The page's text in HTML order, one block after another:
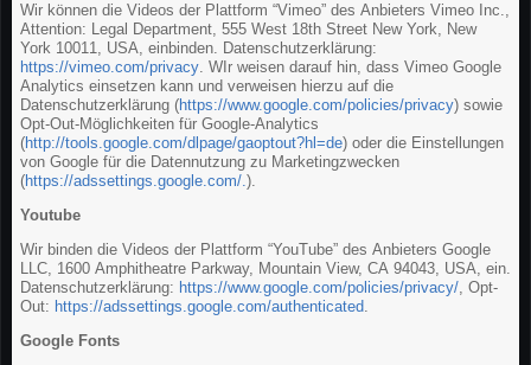
Wir können die Videos der Plattform “Vimeo” des Anbieters Vimeo Inc.,
Attention: Legal Department, 555 West 18th Street New York, New
York 10011, USA, einbinden. Datenschutzerklärung:
https://vimeo.com/privacy. WIr weisen darauf hin, dass Vimeo Google
Analytics einsetzen kann und verweisen hierzu auf die
Datenschutzerklärung (https://www.google.com/policies/privacy) sowie
Opt-Out-Möglichkeiten für Google-Analytics
(http://tools.google.com/dlpage/gaoptout?hl=de) oder die Einstellungen
von Google für die Datennutzung zu Marketingzwecken
(https://adssettings.google.com/.).
Youtube
Wir binden die Videos der Plattform “YouTube” des Anbieters Google
LLC, 1600 Amphitheatre Parkway, Mountain View, CA 94043, USA, ein.
Datenschutzerklärung: https://www.google.com/policies/privacy/, Opt-
Out: https://adssettings.google.com/authenticated.
Google Fonts